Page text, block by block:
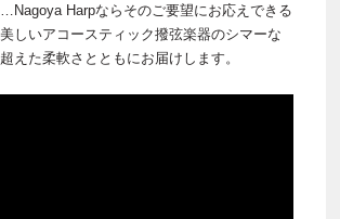
Harpならそのご要望にお応えできる
しいアコースティック撥弦楽器のシマーな
えた柔軟さとともにお届けします。